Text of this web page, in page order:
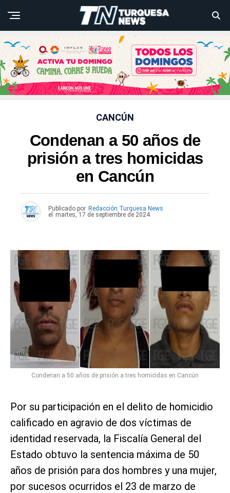
CANCÚN
Condenan a 50 años de
prisión a tres homicidas
en Cancún
Publicado por Redacción Turquesa News
el
martes, 17 de septiembre de 2024
Condenan a 50 años de prisión a tres homicidas en Cancún
Por su participación en el delito de homicidio
calificado en agravio de dos víctimas de
identidad reservada, la Fiscalía General del
Estado obtuvo la sentencia máxima de 50
años de prisión para dos hombres y una mujer,
por sucesos ocurridos el 23 de marzo de